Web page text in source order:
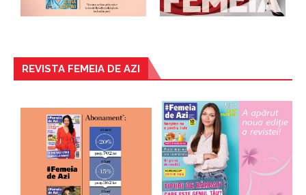
REVISTA FEMEIA DE AZI